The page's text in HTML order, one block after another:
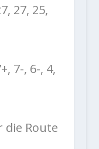
27, 25,
7-, 6-, 4,
die Route